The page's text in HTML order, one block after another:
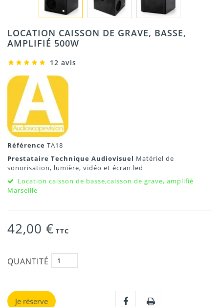
LOCATION CAISSON DE GRAVE, BASSE,
AMPLIFIÉ 500W
12 avis
Référence TA18
Prestataire Technique Audiovisuel Matériel de
sonorisation, lumière, vidéo et écran led
Location caisson de basse,caisson de grave, amplifié
Marseille
42,00 € TTC
QUANTITÉ
Je réserve